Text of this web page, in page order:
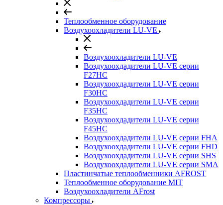
Теплообменное оборудование
Воздухоохладители LU-VE
Воздухоохладители LU-VE
Воздухоохдадители LU-VE серии
F27HC
Воздухоохдадители LU-VE серии
F30HC
Воздухоохдадители LU-VE серии
F35HC
Воздухоохдадители LU-VE серии
F45HC
Воздухоохдадители LU-VE серии FHA
Воздухоохдадители LU-VE серии FHD
Воздухоохдадители LU-VE серии SHS
Воздухоохдадители LU-VE серии SMA
Пластинчатые теплообменники AFROST
Теплообменное оборудование MIT
Воздухоохладители AFrost
Компрессоры